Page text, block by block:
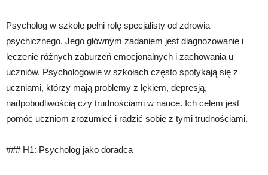
Psycholog w szkole pełni rolę specjalisty od zdrowia
psychicznego. Jego głównym zadaniem jest diagnozowanie i
leczenie różnych zaburzeń emocjonalnych i zachowania u
uczniów. Psychologowie w szkołach często spotykają się z
uczniami, którzy mają problemy z lękiem, depresją,
nadpobudliwością czy trudnościami w nauce. Ich celem jest
pomóc uczniom zrozumieć i radzić sobie z tymi trudnościami.
### H1: Psycholog jako doradca